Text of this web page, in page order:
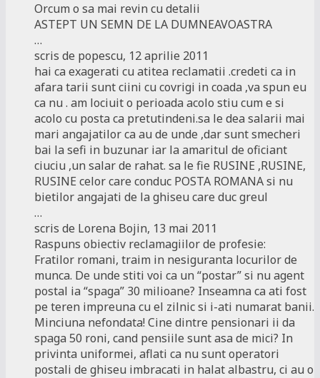
Orcum o sa mai revin cu detalii
ASTEPT UN SEMN DE LA DUMNEAVOASTRA
…
scris de popescu, 12 aprilie 2011
hai ca exagerati cu atitea reclamatii .credeti ca in
afara tarii sunt ciini cu covrigi in coada ,va spun eu
ca nu . am lociuit o perioada acolo stiu cum e si
acolo cu posta ca pretutindeni.sa le dea salarii mai
mari angajatilor ca au de unde ,dar sunt smecheri
bai la sefi in buzunar iar la amaritul de oficiant
ciuciu ,un salar de rahat. sa le fie RUSINE ,RUSINE,
RUSINE celor care conduc POSTA ROMANA si nu
bietilor angajati de la ghiseu care duc greul
…
scris de Lorena Bojin, 13 mai 2011
Raspuns obiectiv reclamagiilor de profesie:
Fratilor romani, traim in nesiguranta locurilor de
munca. De unde stiti voi ca un “postar” si nu agent
postal ia “spaga” 30 milioane? Inseamna ca ati fost
pe teren impreuna cu el zilnic si i-ati numarat banii.
Minciuna nefondata! Cine dintre pensionari ii da
spaga 50 roni, cand pensiile sunt asa de mici? In
privinta uniformei, aflati ca nu sunt operatori
postali de ghiseu imbracati in halat albastru, ci au o